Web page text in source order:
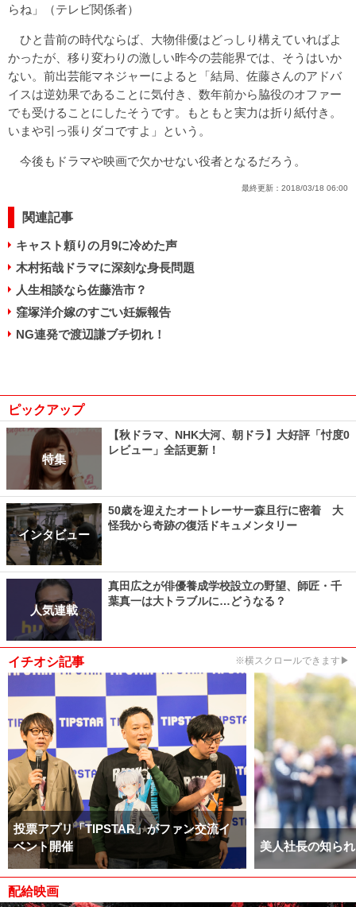
らね」（テレビ関係者）
ひと昔前の時代ならば、大物俳優はどっしり構えていればよ
かったが、移り変わりの激しい昨今の芸能界では、そうはいか
ない。前出芸能マネジャーによると「結局、佐藤さんのアドバ
イスは逆効果であることに気付き、数年前から脇役のオファー
でも受けることにしたそうです。もともと実力は折り紙付き。
いまや引っ張りダコですよ」という。
今後もドラマや映画で欠かせない役者となるだろう。
最終更新： 2018/03/18 06:00
関連記事
キャスト頼りの月9に冷めた声
木村拓哉ドラマに深刻な身長問題
人生相談なら佐藤浩市？
窪塚洋介嫁のすごい妊娠報告
NG連発で渡辺謙ブチ切れ！
ピックアップ
特集
【秋ドラマ、NHK大河、朝ドラ】大好評「忖度0
レビュー」全話更新！
インタビュー
50歳を迎えたオートレーサー森且行に密着 大
怪我から奇跡の復活ドキュメンタリー
人気連載
真田広之が俳優養成学校設立の野望、師匠・千
葉真一は大トラブルに…どうなる？
イチオシ記事 ※横スクロールできます▶
投票アプリ「TIPSTAR」がファン交流イ
ベント開催
美人社長の知ら
配給映画